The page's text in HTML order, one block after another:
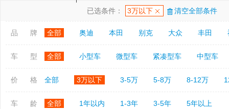
已选条件： 3万以下 清空全部条件
品 牌 全部 奥迪 本田 别克 大众 丰田
车 型 全部 小型车 微型车 紧凑型车 中型车
价 格 全部 3万以下 3-5万 5-8万 8-12万
车 龄 全部 1年以内 1-3年 3-5年 5年以上